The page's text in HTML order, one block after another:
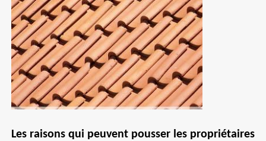
Les raisons qui peuvent pousser les propriétaires